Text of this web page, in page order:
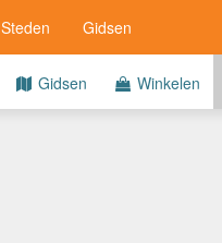
Steden Gidsen
Gidsen Winkelen